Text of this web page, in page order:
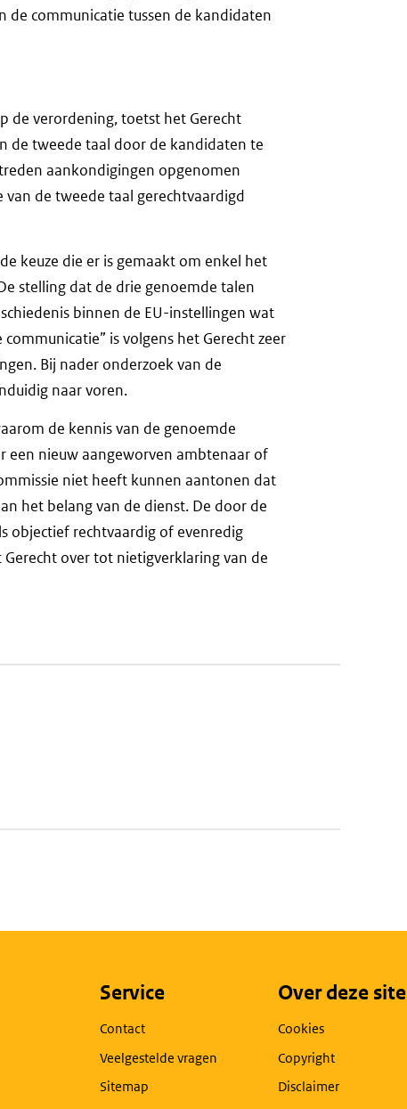
de communicatie tussen de kandidaten
de verordening, toetst het Gerecht
de tweede taal door de kandidaten te
aankondigingen opgenomen
de tweede taal gerechtvaardigd
keuze die er is gemaakt om enkel het
stelling dat de drie genoemde talen
binnen de EU-instellingen wat
is volgens het Gerecht zeer
Bij nader onderzoek van de
naar voren.
de kennis van de genoemde
nieuw aangeworven ambtenaar of
niet heeft kunnen aantonen dat
het belang van de dienst. De door de
objectief rechtvaardig of evenredig
over tot nietigverklaring van de
Service
Contact
Veelgestelde vragen
Sitemap
Over deze site
Cookies
Copyright
Disclaimer